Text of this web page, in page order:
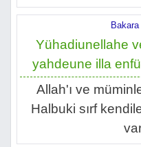
Yühadiunellahe
yahdeune illa
Allah'ı ve
Halbuki sırf